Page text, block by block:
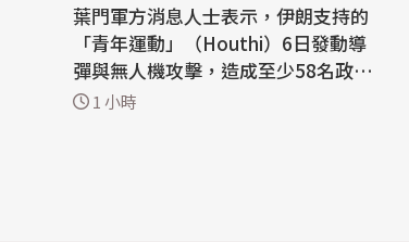
葉門軍方消息人士表示，伊朗支持的
「青年運動」（Houthi）6日發動導
彈與無人機攻擊，造成至少58名政府
軍士兵喪生，這是近4年來葉門內戰
1 小時